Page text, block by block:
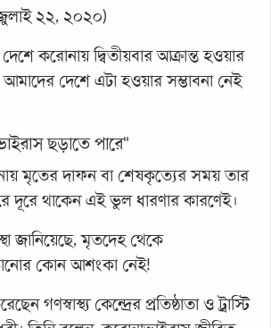
২২, ২০২০)
করোনায় দ্বিতীয়বার আক্রান্ত হওয়ার
দেশে এটা হওয়ার সম্ভাবনা নেই
ছড়াতে পারে"
মৃতের দাফন বা শেষকৃত্যের সময় তার
দূরে থাকেন এই ভুল ধারণার কারণেই।
জানিয়েছে, মৃতদেহ থেকে
কোন আশংকা নেই!
গণস্বাস্থ্য কেন্দ্রের প্রতিষ্ঠাতা ও ট্রাস্টি